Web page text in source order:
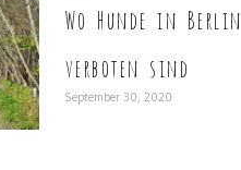
Wo Hunde in Berlin
verboten sind
September 30, 2020